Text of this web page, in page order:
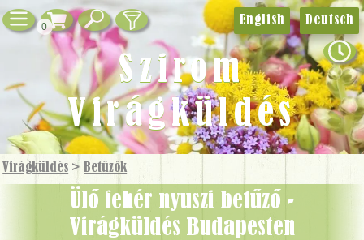
0
Virágküldés > Betűzők
ülő fehér nyuszi betűző -
Virágküldés Budapesten
English Deutsch
Szirom
Virágküldés